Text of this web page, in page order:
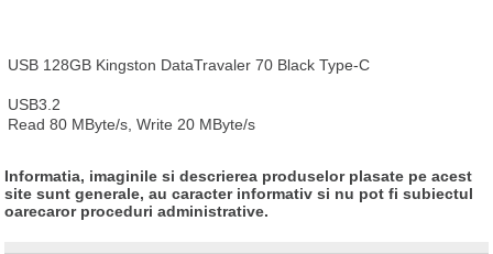
USB 128GB Kingston DataTravaler 70 Black Type-C
USB3.2
Read 80 MByte/s, Write 20 MByte/s
Informatia, imaginile si descrierea produselor plasate pe acest
site sunt generale, au caracter informativ si nu pot fi subiectul
oarecaror proceduri administrative.